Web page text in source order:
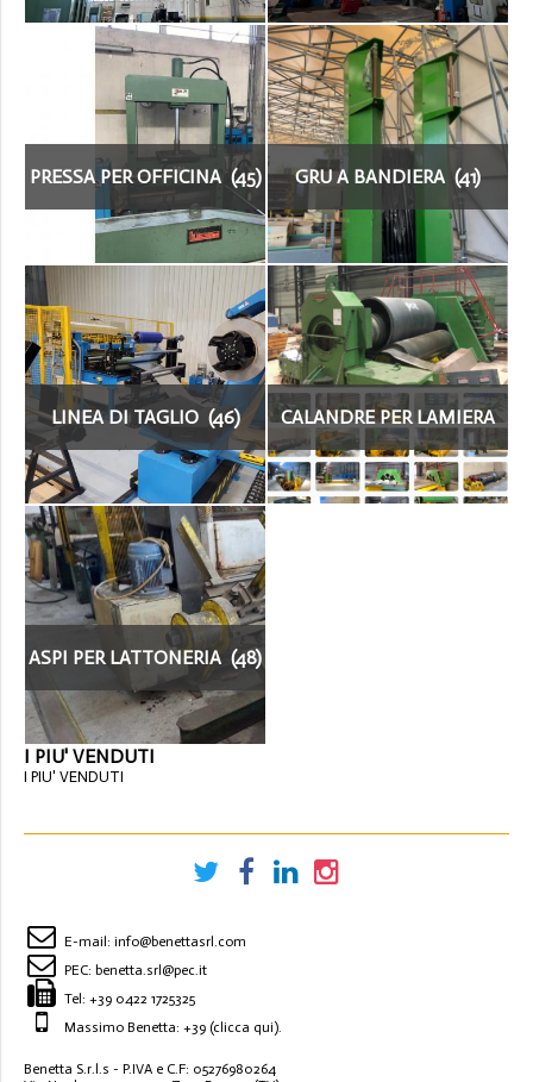
PRESSA PER OFFICINA (45) GRU A BANDIERA (41)
LINEA DI TAGLIO (46)
CALANDRE PER LAMIERA
(92)
ASPI PER LATTONERIA (48)
I PIU' VENDUTI
I PIU' VENDUTI
E-mail: info@benettasrl.com
PEC: benetta.srl@pec.it
Tel: +39 0422 1725325
Massimo Benetta: +39 (clicca qui).
Benetta S.r.l.s - P.IVA e C.F: 05276980264